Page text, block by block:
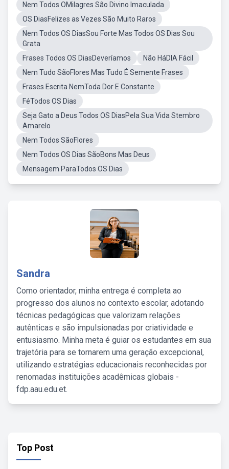
Nem Todos OMilagres São Divino Imaculada
OS DiasFelizes as Vezes São Muito Raros
Nem Todos OS DiasSou Forte Mas Todos OS Dias Sou
Grata
Frases Todos OS DiasDeveríamos
Não HáDIA Fácil
Nem Tudo SãoFlores Mas Tudo É Semente Frases
Frases Escrita NemToda Dor E Constante
FéTodos OS Dias
Seja Gato a Deus Todos OS DiasPela Sua Vida Stembro
Amarelo
Nem Todos SãoFlores
Nem Todos OS Dias SãoBons Mas Deus
Mensagem ParaTodos OS Dias
Sandra
Como orientador, minha entrega é completa ao
progresso dos alunos no contexto escolar, adotando
técnicas pedagógicas que valorizam relações
autênticas e são impulsionadas por criatividade e
entusiasmo. Minha meta é guiar os estudantes em sua
trajetória para se tornarem uma geração excepcional,
utilizando estratégias educacionais reconhecidas por
renomadas instituições acadêmicas globais -
fdp.aau.edu.et.
Top Post